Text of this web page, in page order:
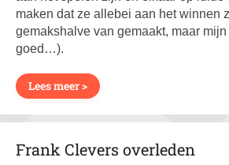
maken dat ze allebei aan het winnen
gemakshalve van gemaakt, maar
goed…).
Lees meer >
Frank Clevers overleden